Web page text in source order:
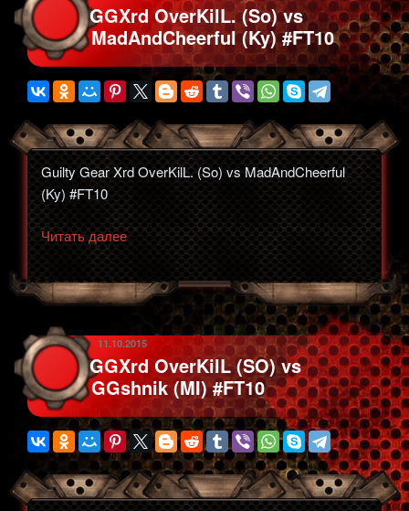
#FT10»
GGXrd OverKilL. (So) vs
MadAndCheerful (Ky) #FT10
Guilty Gear Xrd OverKilL. (So) vs MadAndCheerful
(Ky) #FT10
Читать далее«GGXrd
OverKilL.
(So)
vs
MadAndCheerful
(Ky)
#FT10»
ОПУБЛИКОВАНО
11.10.2015
GGXrd OverKilL (SO) vs
GGshnik (MI) #FT10